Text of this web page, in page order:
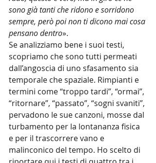
sono già tanti che ridono e sorridono
sempre, però poi non ti dicono mai cosa
pensano dentro».
Se analizziamo bene i suoi testi,
scopriamo che sono tutti permeati
dall’angoscia di uno sfasamento sia
temporale che spaziale. Rimpianti e
termini come “troppo tardi”, “ormai”,
“ritornare”, “passato”, “sogni svaniti”,
pervadono le sue canzoni, mosse dal
turbamento per la lontananza fisica
e per il trascorrere vano e
malinconico del tempo. Ho scelto di